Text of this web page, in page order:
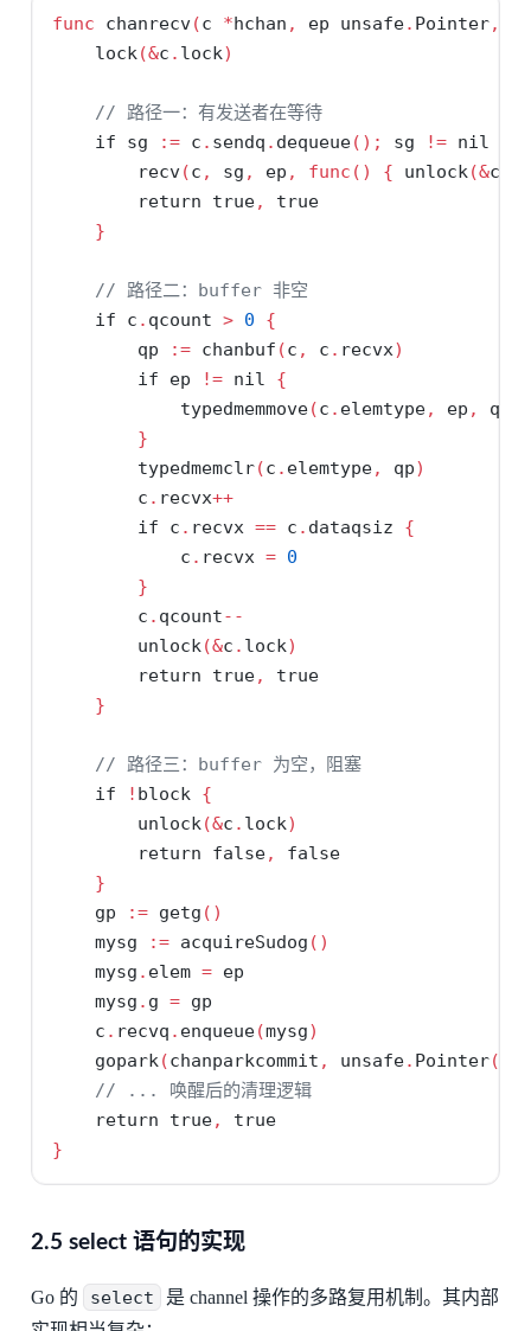
func chanrecv(c *hchan , ep unsafe. Pointer,
    lock
(&c . lock)
// 路径一：有发送者在等待
if sg := c . sendq . dequeue(); sg != nil
        recv
(c , sg , ep , func () { unlock (&c
return
true,
true
}
// 路径二：buffer 非空
if c . qcount > 0
{
        qp
:= chanbuf (c , c . recvx)
if ep != nil
{
            typedmemmove
(c . elemtype, ep , qp
}
        typedmemclr
(c . elemtype, qp)
        c
. recvx++
if c . recvx == c . dataqsiz {
            c
. recvx = 0
}
        c
. qcount--
        unlock
(&c . lock)
return
true,
true
}
// 路径三：buffer 为空，阻塞
if
! block {
        unlock
(&c . lock)
return
false,
false
}
    gp
:= getg ()
    mysg
:= acquireSudog ()
    mysg
. elem = ep
    mysg
. g = gp
    c
. recvq . enqueue(mysg)
    gopark
(chanparkcommit , unsafe. Pointer(&
// ... 唤醒后的清理逻辑
return
true,
true
}
2.5 select 语句的实现
Go 的 select
是 channel 操作的多路复用机制。其内部